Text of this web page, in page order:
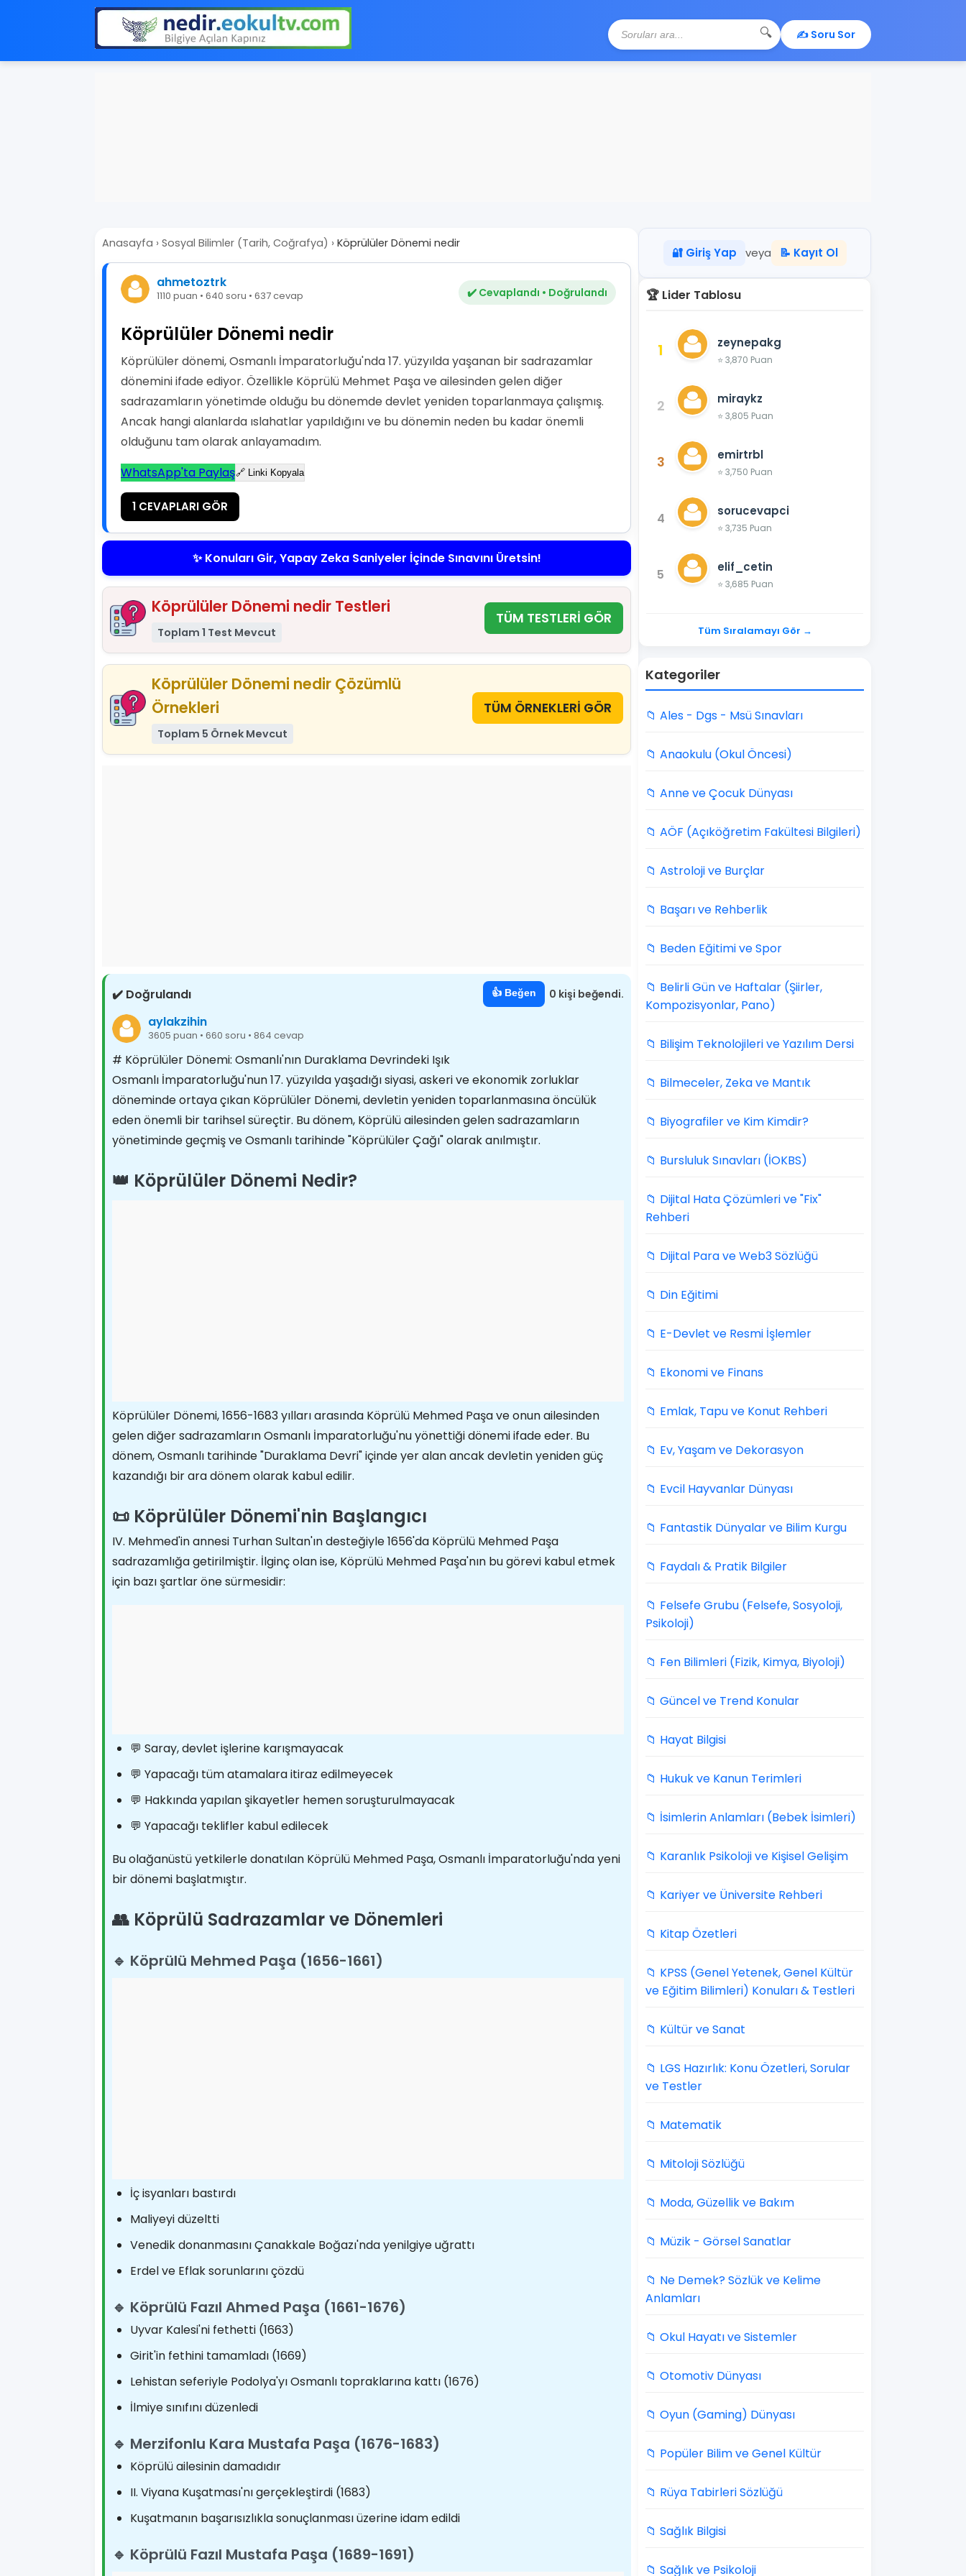
🔍 ✍️ Soru Sor
Anasayfa › Sosyal Bilimler (Tarih, Coğrafya) › Köprülüler Dönemi nedir
ahmetoztrk
1110 puan • 640 soru • 637 cevap ✔️ Cevaplandı • Doğrulandı
Köprülüler Dönemi nedir
Köprülüler dönemi, Osmanlı İmparatorluğu'nda 17. yüzyılda yaşanan bir sadrazamlar
dönemini ifade ediyor. Özellikle Köprülü Mehmet Paşa ve ailesinden gelen diğer
sadrazamların yönetimde olduğu bu dönemde devlet yeniden toparlanmaya çalışmış.
Ancak hangi alanlarda ıslahatlar yapıldığını ve bu dönemin neden bu kadar önemli
olduğunu tam olarak anlayamadım.
WhatsApp'ta Paylaş🔗 Linki Kopyala
1 CEVAPLARI GÖR
✨ Konuları Gir, Yapay Zeka Saniyeler İçinde Sınavını Üretsin!
Köprülüler Dönemi nedir Testleri
Toplam 1 Test Mevcut
TÜM TESTLERİ GÖR
Köprülüler Dönemi nedir Çözümlü
Örnekleri
Toplam 5 Örnek Mevcut
TÜM ÖRNEKLERİ GÖR
✔️ Doğrulandı 👍 Beğen 0 kişi beğendi.
aylakzihin
3605 puan • 660 soru • 864 cevap
# Köprülüler Dönemi: Osmanlı'nın Duraklama Devrindeki Işık
Osmanlı İmparatorluğu'nun 17. yüzyılda yaşadığı siyasi, askeri ve ekonomik zorluklar
döneminde ortaya çıkan Köprülüler Dönemi, devletin yeniden toparlanmasına öncülük
eden önemli bir tarihsel süreçtir. Bu dönem, Köprülü ailesinden gelen sadrazamların
yönetiminde geçmiş ve Osmanlı tarihinde "Köprülüler Çağı" olarak anılmıştır.
👑 Köprülüler Dönemi Nedir?
Köprülüler Dönemi, 1656-1683 yılları arasında Köprülü Mehmed Paşa ve onun ailesinden
gelen diğer sadrazamların Osmanlı İmparatorluğu'nu yönettiği dönemi ifade eder. Bu
dönem, Osmanlı tarihinde "Duraklama Devri" içinde yer alan ancak devletin yeniden güç
kazandığı bir ara dönem olarak kabul edilir.
📜 Köprülüler Dönemi'nin Başlangıcı
IV. Mehmed'in annesi Turhan Sultan'ın desteğiyle 1656'da Köprülü Mehmed Paşa
sadrazamlığa getirilmiştir. İlginç olan ise, Köprülü Mehmed Paşa'nın bu görevi kabul etmek
için bazı şartlar öne sürmesidir:
💬 Saray, devlet işlerine karışmayacak
💬 Yapacağı tüm atamalara itiraz edilmeyecek
💬 Hakkında yapılan şikayetler hemen soruşturulmayacak
💬 Yapacağı teklifler kabul edilecek
Bu olağanüstü yetkilerle donatılan Köprülü Mehmed Paşa, Osmanlı İmparatorluğu'nda yeni
bir dönemi başlatmıştır.
👥 Köprülü Sadrazamlar ve Dönemleri
🔹 Köprülü Mehmed Paşa (1656-1661)
İç isyanları bastırdı
Maliyeyi düzeltti
Venedik donanmasını Çanakkale Boğazı'nda yenilgiye uğrattı
Erdel ve Eflak sorunlarını çözdü
🔹 Köprülü Fazıl Ahmed Paşa (1661-1676)
Uyvar Kalesi'ni fethetti (1663)
Girit'in fethini tamamladı (1669)
Lehistan seferiyle Podolya'yı Osmanlı topraklarına kattı (1676)
İlmiye sınıfını düzenledi
🔹 Merzifonlu Kara Mustafa Paşa (1676-1683)
Köprülü ailesinin damadıdır
II. Viyana Kuşatması'nı gerçekleştirdi (1683)
Kuşatmanın başarısızlıkla sonuçlanması üzerine idam edildi
🔹 Köprülü Fazıl Mustafa Paşa (1689-1691)
🔐 Giriş Yap veya 📝 Kayıt Ol
🏆 Lider Tablosu
1 zeynepakg
⭐ 3,870 Puan
2 miraykz
⭐ 3,805 Puan
3 emirtrbl
⭐ 3,750 Puan
4 sorucevapci
⭐ 3,735 Puan
5 elif_cetin
⭐ 3,685 Puan
Tüm Sıralamayı Gör →
Kategoriler
📁 Ales - Dgs - Msü Sınavları
📁 Anaokulu (Okul Öncesi)
📁 Anne ve Çocuk Dünyası
📁 AÖF (Açıköğretim Fakültesi Bilgileri)
📁 Astroloji ve Burçlar
📁 Başarı ve Rehberlik
📁 Beden Eğitimi ve Spor
📁 Belirli Gün ve Haftalar (Şiirler,
Kompozisyonlar, Pano)
📁 Bilişim Teknolojileri ve Yazılım Dersi
📁 Bilmeceler, Zeka ve Mantık
📁 Biyografiler ve Kim Kimdir?
📁 Bursluluk Sınavları (İOKBS)
📁 Dijital Hata Çözümleri ve "Fix"
Rehberi
📁 Dijital Para ve Web3 Sözlüğü
📁 Din Eğitimi
📁 E-Devlet ve Resmi İşlemler
📁 Ekonomi ve Finans
📁 Emlak, Tapu ve Konut Rehberi
📁 Ev, Yaşam ve Dekorasyon
📁 Evcil Hayvanlar Dünyası
📁 Fantastik Dünyalar ve Bilim Kurgu
📁 Faydalı & Pratik Bilgiler
📁 Felsefe Grubu (Felsefe, Sosyoloji,
Psikoloji)
📁 Fen Bilimleri (Fizik, Kimya, Biyoloji)
📁 Güncel ve Trend Konular
📁 Hayat Bilgisi
📁 Hukuk ve Kanun Terimleri
📁 İsimlerin Anlamları (Bebek İsimleri)
📁 Karanlık Psikoloji ve Kişisel Gelişim
📁 Kariyer ve Üniversite Rehberi
📁 Kitap Özetleri
📁 KPSS (Genel Yetenek, Genel Kültür
ve Eğitim Bilimleri) Konuları & Testleri
📁 Kültür ve Sanat
📁 LGS Hazırlık: Konu Özetleri, Sorular
ve Testler
📁 Matematik
📁 Mitoloji Sözlüğü
📁 Moda, Güzellik ve Bakım
📁 Müzik - Görsel Sanatlar
📁 Ne Demek? Sözlük ve Kelime
Anlamları
📁 Okul Hayatı ve Sistemler
📁 Otomotiv Dünyası
📁 Oyun (Gaming) Dünyası
📁 Popüler Bilim ve Genel Kültür
📁 Rüya Tabirleri Sözlüğü
📁 Sağlık Bilgisi
📁 Sağlık ve Psikoloji